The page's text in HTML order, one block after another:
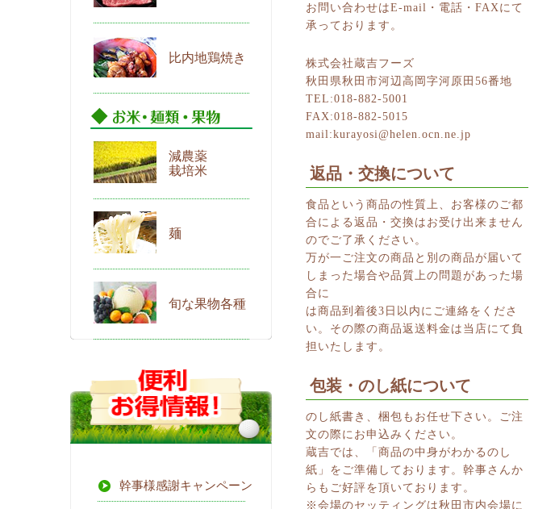
比内地鶏焼き
減農薬
栽培米
麺
旬な果物各種
幹事様感謝キャンペーン
お問い合わせはE-mail・電話・FAXにて
承っております。
株式会社蔵吉フーズ
秋田県秋田市河辺高岡字河原田56番地
TEL:018-882-5001
FAX:018-882-5015
mail:kurayosi@helen.ocn.ne.jp
返品・交換について
食品という商品の性質上、お客様のご都
合による返品・交換はお受け出来ません
のでご了承ください。
万が一ご注文の商品と別の商品が届いて
しまった場合や品質上の問題があった場
合に
は商品到着後3日以内にご連絡をくださ
い。その際の商品返送料金は当店にて負
担いたします。
包装・のし紙について
のし紙書き、梱包もお任せ下さい。ご注
文の際にお申込みください。
蔵吉では、「商品の中身がわかるのし
紙」をご準備しております。幹事さんか
らもご好評を頂いております。
※会場のセッティングは秋田市内会場に